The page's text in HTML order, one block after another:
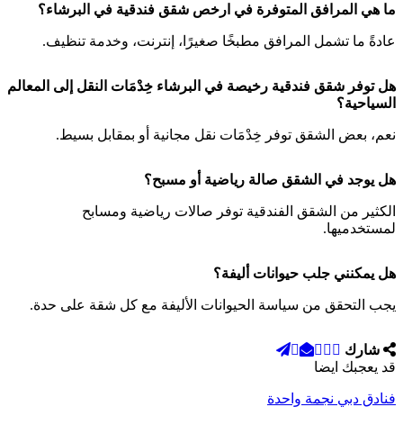
ما هي المرافق المتوفرة في ارخص شقق فندقية في البرشاء؟
عادةً ما تشمل المرافق مطبخًا صغيرًا، إنترنت، وخدمة تنظيف.
هل توفر شقق فندقية رخيصة في البرشاء خِدْمَات النقل إلى المعالم
السياحية؟
نعم، بعض الشقق توفر خِدْمَات نقل مجانية أو بمقابل بسيط.
هل يوجد في الشقق صالة رياضية أو مسبح؟
الكثير من الشقق الفندقية توفر صالات رياضية ومسابح
لمستخدميها.
هل يمكنني جلب حيوانات أليفة؟
يجب التحقق من سياسة الحيوانات الأليفة مع كل شقة على حدة.
شارك
قد يعجبك ايضا
فنادق دبي نجمة واحدة